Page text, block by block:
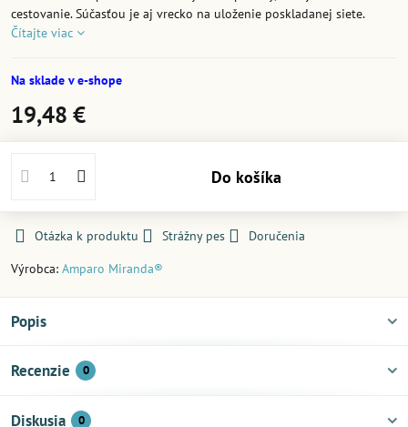
cestovanie. Súčasťou je aj vrecko na uloženie poskladanej siete.
Čítajte viac
Na sklade v e-shope
19,48 €
Do košíka
Otázka k produktu Strážny pes
Doručenia
Výrobca: Amparo Miranda®
Popis
Recenzie 0
Diskusia 0